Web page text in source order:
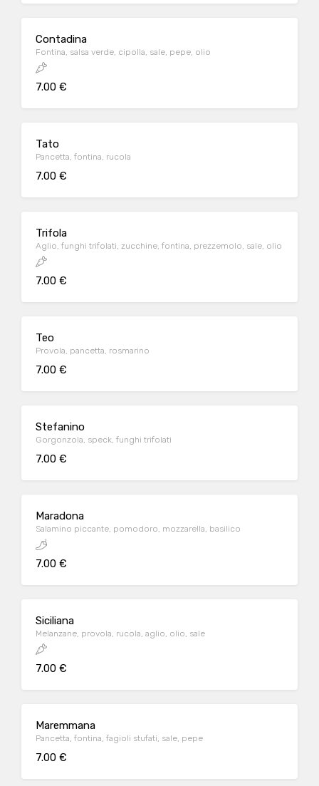
Contadina
Fontina, salsa verde, cipolla, sale, pepe, olio
7.00 €
Tato
Pancetta, fontina, rucola
7.00 €
Trifola
Aglio, funghi trifolati, zucchine, fontina, prezzemolo, sale, olio
7.00 €
Teo
Provola, pancetta, rosmarino
7.00 €
Stefanino
Gorgonzola, speck, funghi trifolati
7.00 €
Maradona
Salamino piccante, pomodoro, mozzarella, basilico
7.00 €
Siciliana
Melanzane, provola, rucola, aglio, olio, sale
7.00 €
Maremmana
Pancetta, fontina, fagioli stufati, sale, pepe
7.00 €